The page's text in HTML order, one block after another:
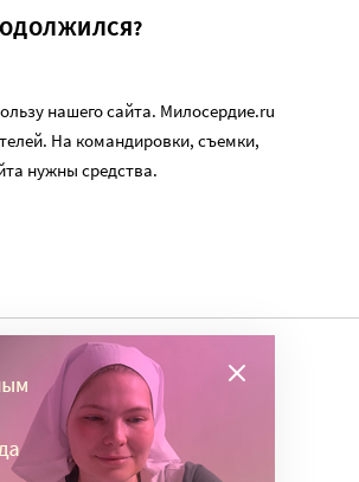
нашего сайта. Милосердие.ru
На командировки, съемки,
нужны средства.